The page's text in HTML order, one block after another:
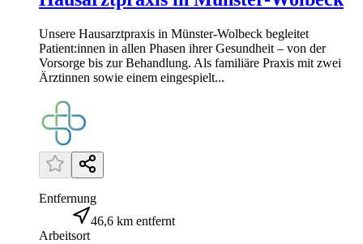
Unsere Hausarztpraxis in Münster-Wolbeck begleitet
Patient:innen in allen Phasen ihrer Gesundheit – von der
Vorsorge bis zur Behandlung. Als familiäre Praxis mit zwei
Ärztinnen sowie einem eingespielt...
Entfernung
46,6 km entfernt
Arbeitsort